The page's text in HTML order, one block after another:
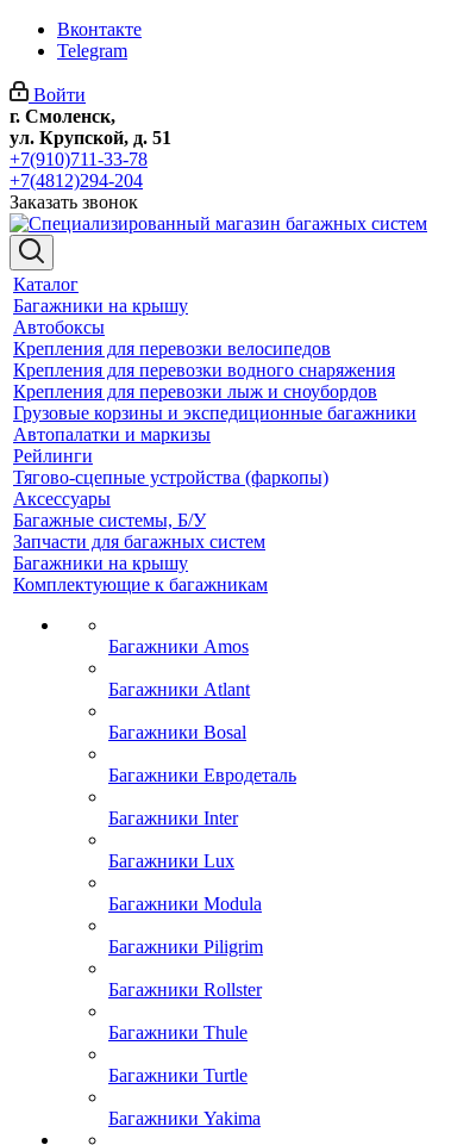
Вконтакте
Telegram
Войти
г. Смоленск,
ул. Крупской, д. 51
+7(910)711-33-78
+7(4812)294-204
Заказать звонок
Каталог
Багажники на крышу
Автобоксы
Крепления для перевозки велосипедов
Крепления для перевозки водного снаряжения
Крепления для перевозки лыж и сноубордов
Грузовые корзины и экспедиционные багажники
Автопалатки и маркизы
Рейлинги
Тягово-сцепные устройства (фаркопы)
Аксессуары
Багажные системы, Б/У
Запчасти для багажных систем
Багажники на крышу
Комплектующие к багажникам
Багажники Amos
Багажники Atlant
Багажники Bosal
Багажники Евродеталь
Багажники Inter
Багажники Lux
Багажники Modula
Багажники Piligrim
Багажники Rollster
Багажники Thule
Багажники Turtle
Багажники Yakima